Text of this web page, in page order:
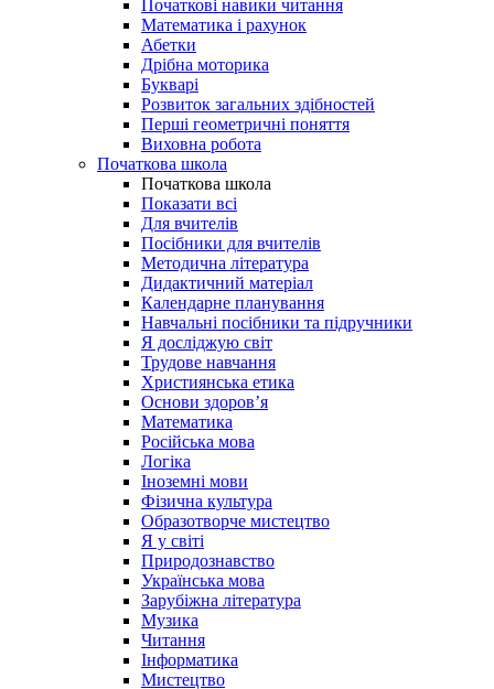
Початкові навики читання
Математика і рахунок
Абетки
Дрібна моторика
Букварі
Розвиток загальних здібностей
Перші геометричні поняття
Виховна робота
Початкова школа
Початкова школа
Показати всі
Для вчителів
Посібники для вчителів
Методична література
Дидактичний матеріал
Календарне планування
Навчальні посібники та підручники
Я досліджую світ
Трудове навчання
Християнська етика
Основи здоров’я
Математика
Російська мова
Логіка
Іноземні мови
Фізична культура
Образотворче мистецтво
Я у світі
Природознавство
Українська мова
Зарубіжна література
Музика
Читання
Інформатика
Мистецтво